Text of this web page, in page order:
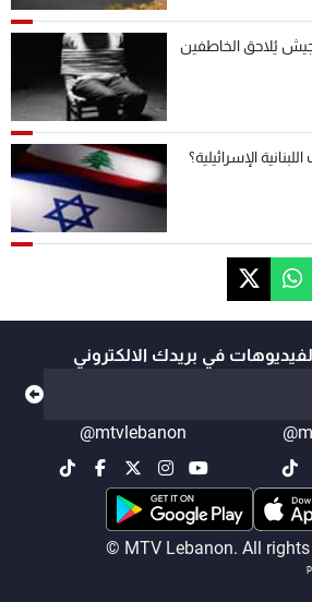
يُلاحق الخاطفين
الإسرائيلية؟
في بريدك الالكتروني
@mtvlebanon
© MTV Lebanon. All rights